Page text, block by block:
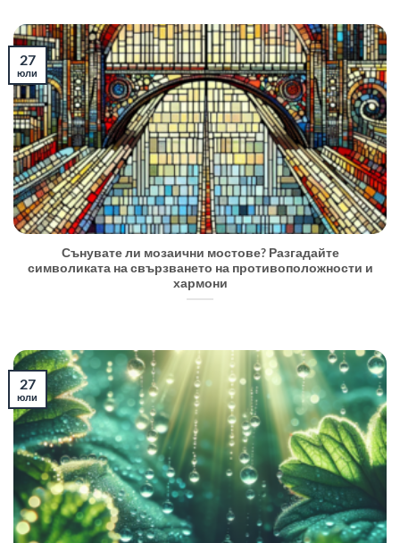
Сънувате ли мозаични мостове? Разгадайте
символиката на свързването на противоположности и
хармони
27
юли
27
юли